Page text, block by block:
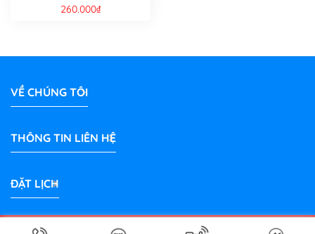
260.000₫
VỀ CHÚNG TÔI
THÔNG TIN LIÊN HỆ
ĐẶT LỊCH
Bản quyền 2026 © Phòng Khám Thú Y Hương Nở Bình Dương |